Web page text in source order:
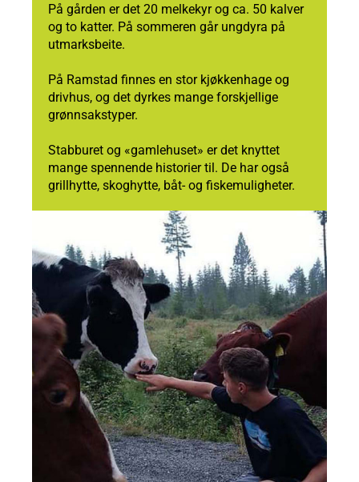
På gården er det 20 melkekyr og ca. 50 kalver
og to katter. På sommeren går ungdyra på
utmarksbeite.
På Ramstad finnes en stor kjøkkenhage og
drivhus, og det dyrkes mange forskjellige
grønnsakstyper.
Stabburet og «gamlehuset» er det knyttet
mange spennende historier til. De har også
grillhytte, skoghytte, båt- og fiskemuligheter.